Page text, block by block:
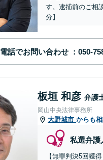
す。逮捕前のご相
分】
電話でお問い合わせ
板垣 和彦 弁護
岡山中央法律事務所
大野城市 からも
私選弁護
【無罪判決5回獲